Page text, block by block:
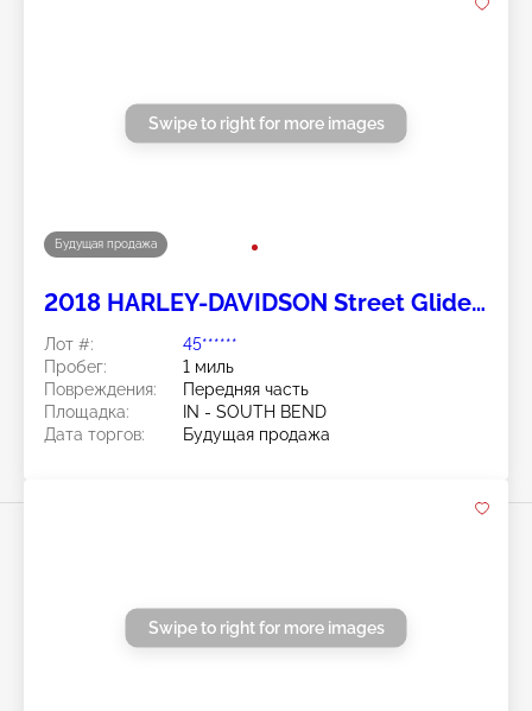
Будущая продажа
Swipe to right for more images
2018 HARLEY-DAVIDSON Street Glide
Лот #:
45******
Пробег:
1 миль
Повреждения:
Передняя часть
Площадка:
IN - SOUTH BEND
Дата торгов:
Будущая продажа
Swipe to right for more images